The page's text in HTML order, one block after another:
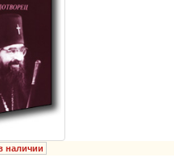
наличии